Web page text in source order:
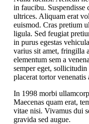
in faucibu. Suspendisse
ultrices. Aliquam erat
euismod. Cras pretium
ligula. Sed feugiat
in purus egestas
varius sit amet, fringilla
elementum sem a
semper eget,
placerat tortor
In 1998 morbi
Maecenas quam erat,
vitae nisi. Vivamus dui
gravida sed augue.